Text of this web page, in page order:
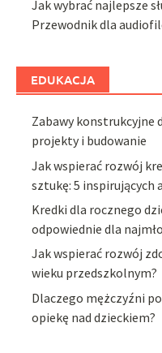
Jak wybrać najlepsze
Przewodnik dla
EDUKACJA
Zabawy konstrukcyjne
projekty i budowanie
Jak wspierać rozwój
sztukę: 5 inspirujących
Kredki dla rocznego
odpowiednie dla
Jak wspierać rozwój
wieku przedszkolnym?
Dlaczego mężczyźni
opiekę nad dzieckiem?